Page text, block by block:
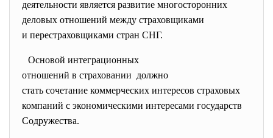
деятельности является развитие многосторонних
деловых отношений между страховщиками
и перестраховщиками стран СНГ.
Основой интеграционных
отношений в страховании должно
стать сочетание коммерческих интересов страховых
компаний с экономическими интересами государств
Содружества.